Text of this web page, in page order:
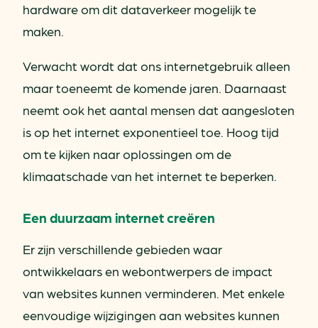
hardware om dit dataverkeer mogelijk te
maken.
Verwacht wordt dat ons internetgebruik alleen
maar toeneemt de komende jaren. Daarnaast
neemt ook het aantal mensen dat aangesloten
is op het internet exponentieel toe. Hoog tijd
om te kijken naar oplossingen om de
klimaatschade van het internet te beperken.
Een duurzaam internet creëren
Er zijn verschillende gebieden waar
ontwikkelaars en webontwerpers de impact
van websites kunnen verminderen. Met enkele
eenvoudige wijzigingen aan websites kunnen